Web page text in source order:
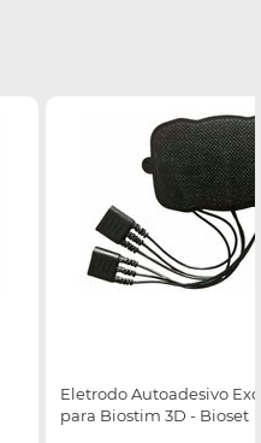
Eletrodo Autoadesivo
para Biostim 3D - Bioset